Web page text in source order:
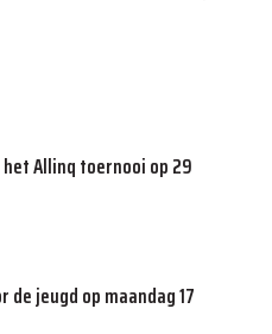
Allinq toernooi op 29
jeugd op maandag 17